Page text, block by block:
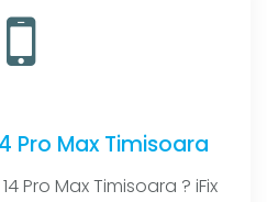
Pro Max Timisoara
Pro Max Timisoara ? iFix